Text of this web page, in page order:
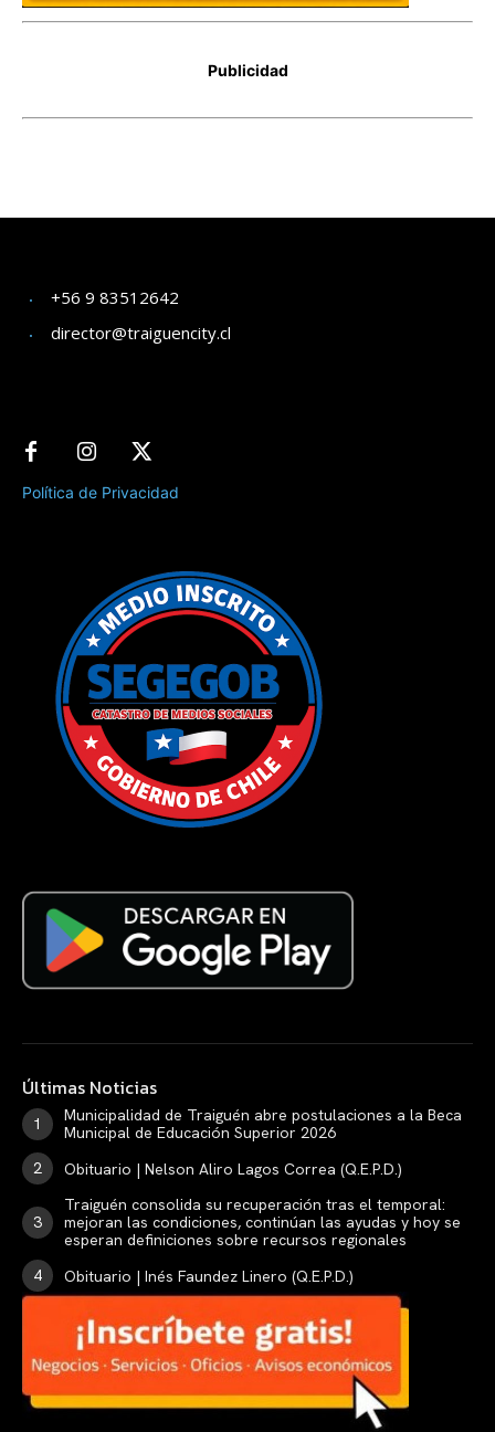
+56 9 83512642
director@traiguencity.cl
Política de Privacidad
Últimas Noticias
Municipalidad de Traiguén abre postulaciones a la Beca
Municipal de Educación Superior 2026
Obituario | Nelson Aliro Lagos Correa (Q.E.P.D.)
Traiguén consolida su recuperación tras el temporal:
mejoran las condiciones, continúan las ayudas y hoy se
esperan definiciones sobre recursos regionales
Obituario | Inés Faundez Linero (Q.E.P.D.)